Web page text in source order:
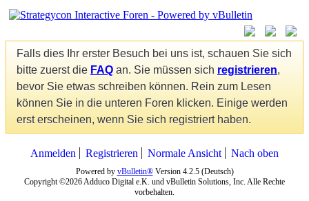
Falls dies Ihr erster Besuch bei uns ist, schauen Sie sich
bitte zuerst die FAQ an. Sie müssen sich registrieren,
bevor Sie etwas schreiben können. Rein zum Lesen
können Sie in die unteren Foren klicken. Einige werden
erst erscheinen, wenn Sie sich registriert haben.
Anmelden Registrieren Normale Ansicht Nach oben
Powered by vBulletin®Version 4.2.5 (Deutsch)
Copyright ©2026 Adduco Digital e.K. und vBulletin Solutions, Inc. Alle Rechte
vorbehalten.